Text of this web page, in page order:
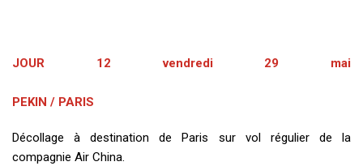
JOUR 12 vendredi 29 mai
PEKIN / PARIS
Décollage à destination de Paris sur vol régulier de la
compagnie Air China.